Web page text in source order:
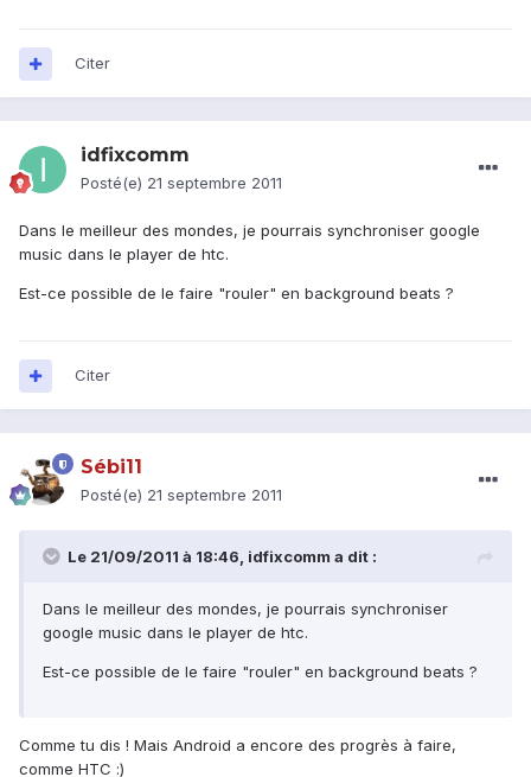
Citer
idfixcomm
Posté(e) 21 septembre 2011
Dans le meilleur des mondes, je pourrais synchroniser google
music dans le player de htc.
Est-ce possible de le faire "rouler" en background beats ?
Citer
Sébi11
Posté(e) 21 septembre 2011
Le 21/09/2011 à 18:46, idfixcomm a dit :
Dans le meilleur des mondes, je pourrais synchroniser
google music dans le player de htc.
Est-ce possible de le faire "rouler" en background beats ?
Comme tu dis ! Mais Android a encore des progrès à faire,
comme HTC :)